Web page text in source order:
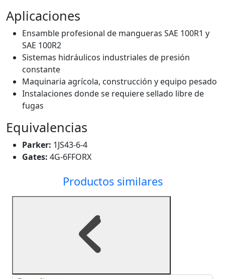
Aplicaciones
Ensamble profesional de mangueras SAE 100R1 y
SAE 100R2
Sistemas hidráulicos industriales de presión
constante
Maquinaria agrícola, construcción y equipo pesado
Instalaciones donde se requiere sellado libre de
fugas
Equivalencias
Parker: 1JS43-6-4
Gates: 4G-6FFORX
Productos similares